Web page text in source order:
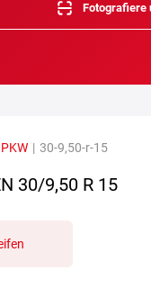
Fotografiere
PKW | 30-9,50-r-15
30/9,50 R 15